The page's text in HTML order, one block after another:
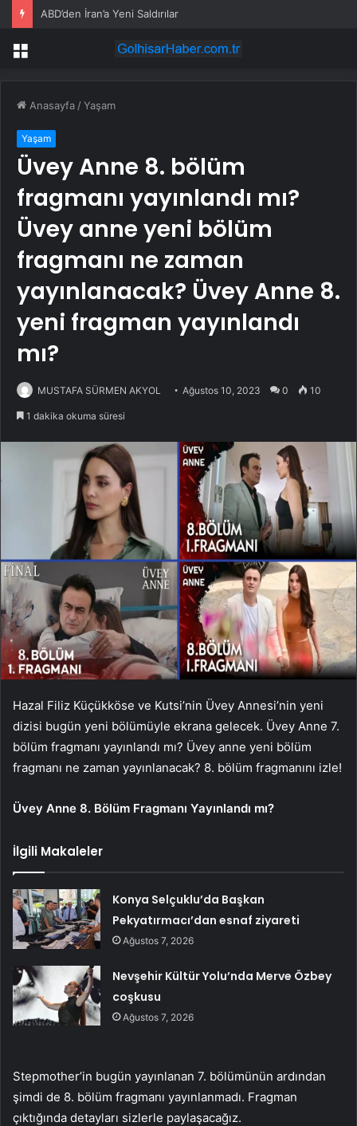
ABD’den İran’a Yeni Saldırılar
Menü
Anasayfa /Yaşam
Yaşam
Üvey Anne 8. bölüm
fragmanı yayınlandı mı?
Üvey anne yeni bölüm
fragmanı ne zaman
yayınlanacak? Üvey Anne 8.
yeni fragman yayınlandı
mı?
MUSTAFA SÜRMEN AKYOL Ağustos 10, 2023 0 10
1 dakika okuma süresi
Hazal Filiz Küçükköse ve Kutsi’nin Üvey Annesi’nin yeni
dizisi bugün yeni bölümüyle ekrana gelecek. Üvey Anne 7.
bölüm fragmanı yayınlandı mı? Üvey anne yeni bölüm
fragmanı ne zaman yayınlanacak? 8. bölüm fragmanını izle!
Üvey Anne 8. Bölüm Fragmanı Yayınlandı mı?
İlgili Makaleler
Konya Selçuklu’da Başkan
Pekyatırmacı’dan esnaf ziyareti
Ağustos 7, 2026
Nevşehir Kültür Yolu’nda Merve Özbey
coşkusu
Ağustos 7, 2026
Stepmother’in bugün yayınlanan 7. bölümünün ardından
şimdi de 8. bölüm fragmanı yayınlanmadı. Fragman
çıktığında detayları sizlerle paylaşacağız.